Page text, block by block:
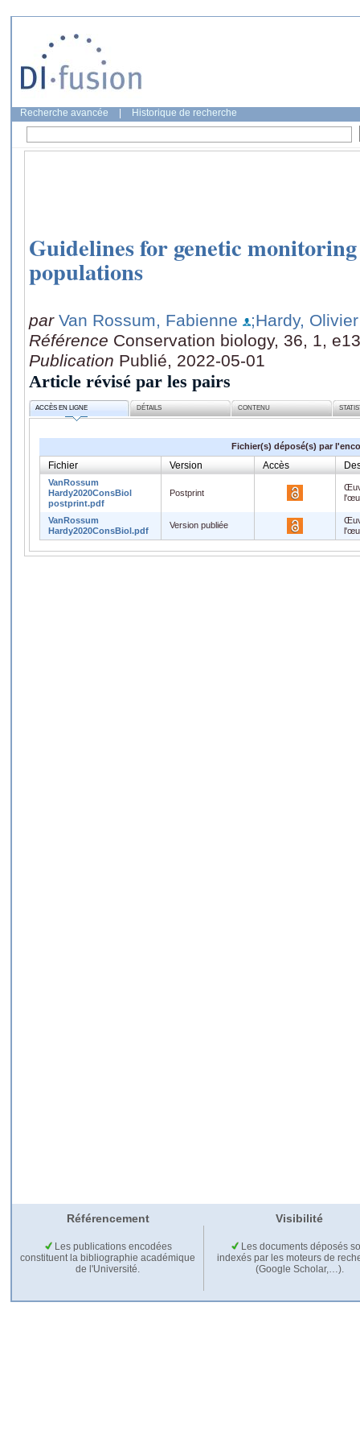
Recherche avancée Historique de recherche
Guidelines for genetic
populations
par Van Rossum, Fabienne
;Hardy,
Référence Conservation biology, 36, 1,
Publication Publié, 2022-05-01
Article révisé par les pairs
ACCÈS EN LIGNE DÉTAILS CONTENU
Fichier(s) déposé(s) par
Fichier Version Accès
VanRossum
Hardy2020ConsBiol
postprint.pdf
Postprint
VanRossum
Hardy2020ConsBiol.pdf
Version publiée
Référencement Visibilité
Les publications encodées
constituent la bibliographie académique
de l'Université.
Les documents déposés
indexés par les moteurs de
(Google Scholar,…).